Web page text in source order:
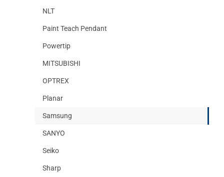
NLT
Paint Teach Pendant
Powertip
MITSUBISHI
OPTREX
Planar
Samsung
SANYO
Seiko
Sharp